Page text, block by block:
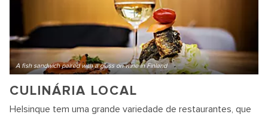
A fish sandwich paired with a glass on wine in Finland
CULINÁRIA LOCAL
Helsinque tem uma grande variedade de restaurantes, que